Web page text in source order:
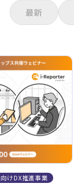
最新
けDX推進事業